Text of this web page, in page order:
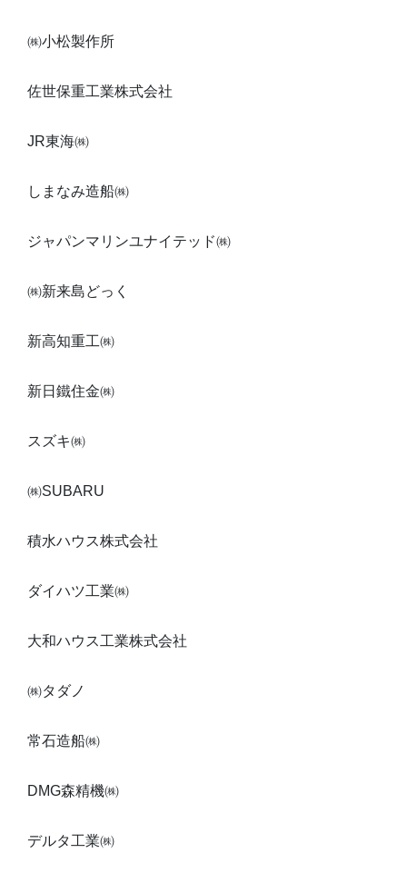
㈱小松製作所
佐世保重工業株式会社
JR東海㈱
しまなみ造船㈱
ジャパンマリンユナイテッド㈱
㈱新来島どっく
新高知重工㈱
新日鐵住金㈱
スズキ㈱
㈱SUBARU
積水ハウス株式会社
ダイハツ工業㈱
大和ハウス工業株式会社
㈱タダノ
常石造船㈱
DMG森精機㈱
デルタ工業㈱